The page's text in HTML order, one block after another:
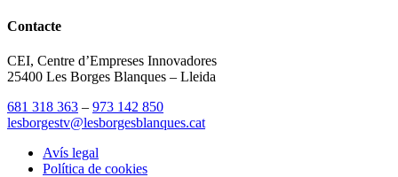
Contacte
CEI, Centre d’Empreses Innovadores
25400 Les Borges Blanques – Lleida
681 318 363 – 973 142 850
lesborgestv@lesborgesblanques.cat
Avís legal
Política de cookies